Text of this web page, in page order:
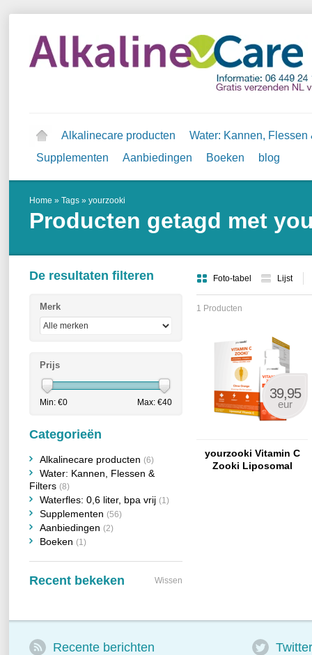
Alkalinecare producten
Water: Kannen, Flessen
Supplementen
Aanbiedingen Boeken blog
Home » Tags » yourzooki
Producten getagd met
Foto-tabel Lijst
1 Producten
39,95
eur
yourzooki Vitamin C
Zooki Liposomal
De resultaten filteren
Merk
Prijs
Min: €0 Max: €40
Categorieën
Alkalinecare producten (6)
Water: Kannen, Flessen &
Filters (8)
Waterfles: 0,6 liter, bpa vrij (1)
Supplementen (56)
Aanbiedingen (2)
Boeken (1)
Recent bekeken Wissen
Recente berichten Twitter